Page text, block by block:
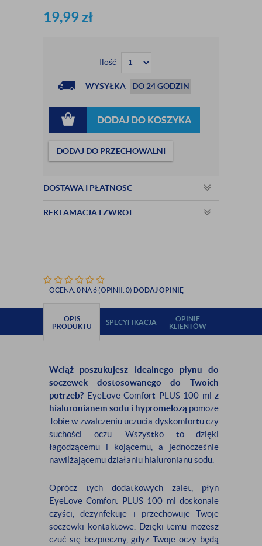
19,99 zł
Ilość
WYSYŁKA DO 24 GODZIN
DODAJ DO KOSZYKA
DODAJ DO PRZECHOWALNI
DOSTAWA I PŁATNOŚĆ
REKLAMACJA I ZWROT
OCENA: 0 NA 6 (OPINII: 0) DODAJ OPINIĘ
OPIS
PRODUKTU
SPECYFIKACJA
OPINIE
KLIENTÓW
Wciąż poszukujesz idealnego płynu do
soczewek dostosowanego do Twoich
potrzeb? EyeLove Comfort PLUS 100 ml z
hialuronianem sodu i hypromelozą pomoże
Tobie w zwalczeniu uczucia dyskomfortu czy
suchości oczu. Wszystko to dzięki
łagodzącemu i kojącemu, a jednocześnie
nawilżającemu działaniu hialuronianu sodu.
Oprócz tych dodatkowych zalet, płyn
EyeLove Comfort PLUS 100 ml doskonale
czyści, dezynfekuje i przechowuje Twoje
soczewki kontaktowe. Dzięki temu możesz
czuć się bezpieczny, gdyż Twoje oczy będą